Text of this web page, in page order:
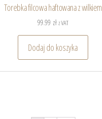
Torebka filcowa haftowana z wilkiem
99.99 zł z VAT
Dodaj do koszyka